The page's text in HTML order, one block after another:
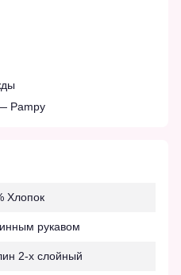
Pampy
Хлопок
рукавом
2-х слойный